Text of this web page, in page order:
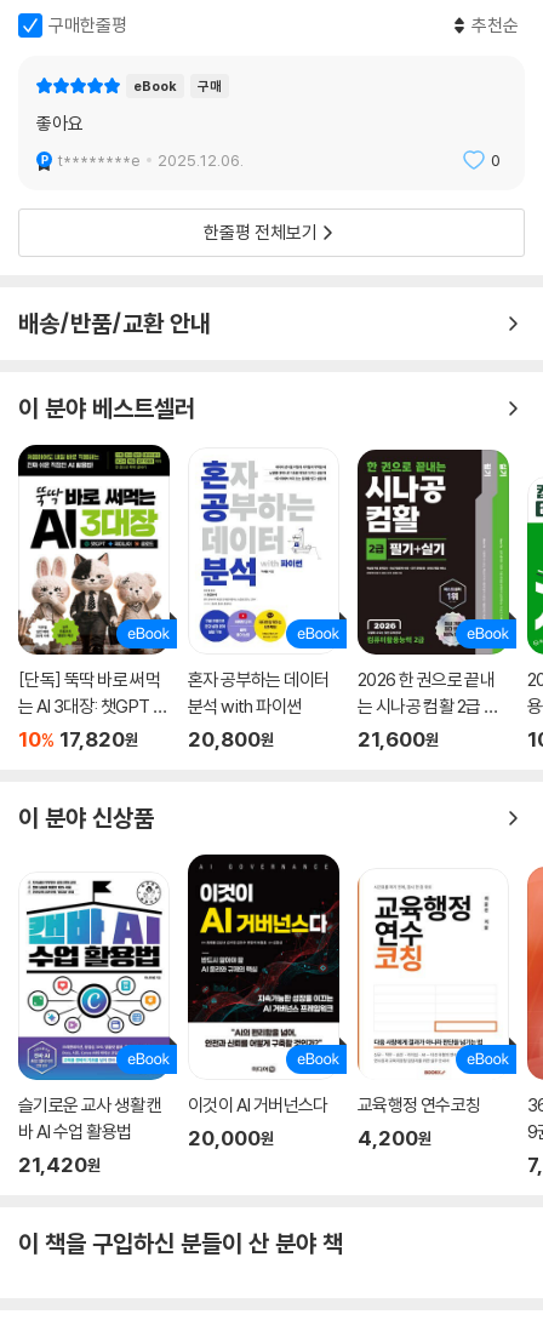
6.2.3 추상화
6.2.4 알고리즘
6.3.1 집 청소
6.3.2 대중교통으로 출근하기
6.3.3 여행 계획 세우기
CHAPTER 07 알고리즘
7.1.3 표현방법
7.2 일상생활 속 알고리즘의 예
7.2.1 예제 1: 스마트폰 구매하기
7.2.2 예제 2: 시험지 정리하기
CHAPTER 08 Python을 활용한 데이터 분석 첫걸음
8.1 Python 소개
8.1.1 프로그래밍
8.1.2 Python
8.2 작업환경 구축
8.2.1 설치
8.2.2 실행
8.3 Python 체험
8.3.3 오류
8.4 변수
8.4.1 값 저장하기
8.4.2 변수명 지정
8.4.3 변수 활용
8.4.4 사용자 입력
8.4.5 예제
9.1 서론
9.2 연산
9.2.1 수식과 연산자
9.2.3 예제
9.3 문자열
구매한줄평 추천순
eBook 구매
좋아요
t********e 2025.12.06. 0
한줄평 전체보기
배송/반품/교환 안내
이 분야 베스트셀러
[단독] 뚝딱 바로 써먹
는 AI 3대장: 챗GPT ·
제미나이 · 클로드
10% 17,820원
혼자 공부하는 데이터
분석 with 파이썬
20,800원
2026 한 권으로 끝내
는 시나공 컴활 2급 필
기+실기
21,600원
이 분야 신상품
슬기로운 교사 생활 캔
바 AI 수업 활용법
21,420원
이것이 AI 거버넌스다
20,000원
교육행정 연수코칭
4,200원
9
이 책을 구입하신 분들이 산 분야 책